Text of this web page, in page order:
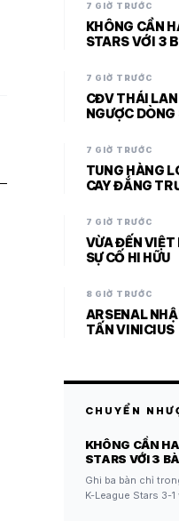
7 GIỜ TRƯỚC
KHÔNG CẦN
STARS VỚI 3
7 GIỜ TRƯỚC
CĐV THÁI LAN
NGƯỢC
7 GIỜ TRƯỚC
TUNG HÀNG
CAY ĐẮNG
7 GIỜ TRƯỚC
VỪA ĐẾN
SỰ CỐ HI HỮU
8 GIỜ TRƯỚC
ARSENAL
TẤN VINICIUS
CHUYỂN
KHÔNG CẦN
STARS VỚI 3
Ghi ba bàn chỉ
K-League Stars 3-